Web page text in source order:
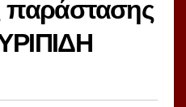
παράστασης